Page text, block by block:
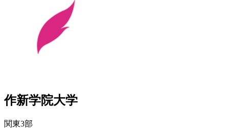
作新学院大学
関東3部